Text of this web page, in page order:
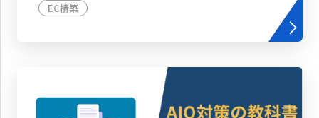
EC構築